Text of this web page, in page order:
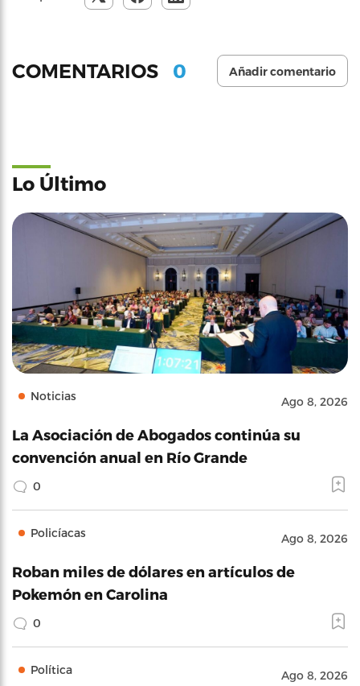
COMENTARIOS 0 Añadir comentario
Lo Último
Noticias Ago 8, 2026
La Asociación de Abogados continúa su
convención anual en Río Grande
0
Policíacas Ago 8, 2026
Roban miles de dólares en artículos de
Pokemón en Carolina
0
Política Ago 8, 2026